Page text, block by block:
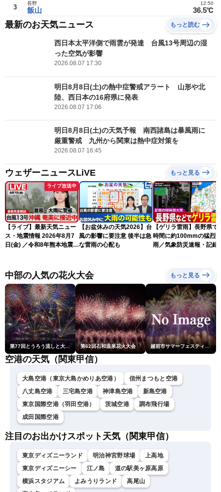
3 飯山
長野
36.5℃
12:50
最新のお天気ニュース もっと読む
西日本太平洋側で雨雲が発達 台風13号周辺の湿
った空気が影響
2026.08.07 17:30
明日8月8日(土)の熱中症警戒アラート 山形や北
陸、西日本の16府県に発表
2026.08.07 17:06
明日8月8日(土)の天気予報 南西諸島は暴風雨に
厳重警戒 九州から関東は熱中症対策を
2026.08.07 16:45
ウェザーニュースLiVE もっと見る
ライブ放送中
【ライブ】最新天気ニュー
ス・地震情報 2026年8月7
日(金) ／令和8年熊本地震情
ーン・駒木結衣／内藤邦
裕〉
【お盆休みの天気2026】台
風の影響に要注意 後半は急
な雷雨の心配も
【ゲリラ雷雨】長野県で1
時間に約100mmの猛烈な
雨／気象防災速報・記録
中部の人気の花火大会 もっと見る
第62回石和温泉花火大会 越前市サマーフェスティバル花火大会
空港の天気（関東甲信）
大島空港（東京大島かめりあ空港）
信州まつもと空港
八丈島空港
三宅島空港 神津島空港
新島空港
東京国際空港（羽田空港）
茨城空港
調布飛行場
成田国際空港
注目のお出かけスポット天気（関東甲信）
東京ディズニーランド 明治神宮野球場
上高地
東京ディズニーシー
江ノ島
道の駅美ヶ原高原
横浜スタジアム
よみうりランド
高尾山